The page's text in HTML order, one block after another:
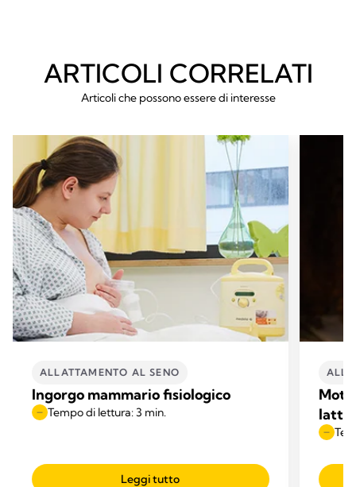
ARTICOLI CORRELATI
Articoli che possono essere di interesse
ALLATTAMENTO AL SENO
Ingorgo mammario fisiologico
Tempo di lettura: 3 min.
Leggi tutto
latte